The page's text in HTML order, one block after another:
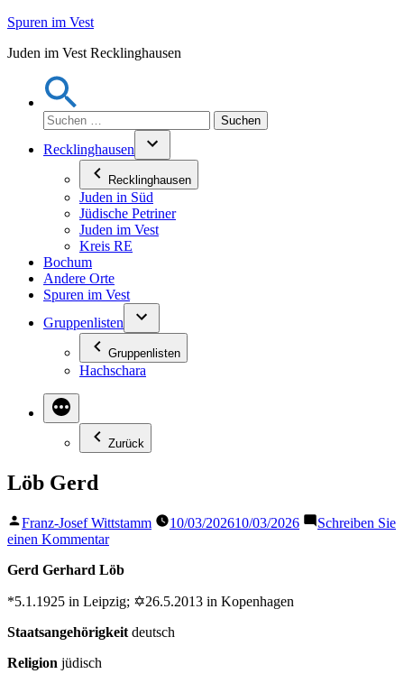
Zum
springen
Spuren im Vest
Juden im Vest Recklinghausen
Suchen
nach:
Recklinghausen
Recklinghausen
Juden in Süd
Jüdische Petriner
Juden im Vest
Kreis RE
Bochum
Andere Orte
Spuren im Vest
Gruppenlisten
Gruppenlisten
Hachschara
Zurück
Löb Gerd
Veröffentlicht
von
Franz-Josef Wittstamm 10/03/202610/03/2026
Schreiben Sie
einen Kommentarzu
Gerd
Gerd Gerhard Löb
*5.1.1925 in Leipzig; ✡26.5.2013 in Kopenhagen
Staatsangehörigkeit deutsch
Religion jüdisch